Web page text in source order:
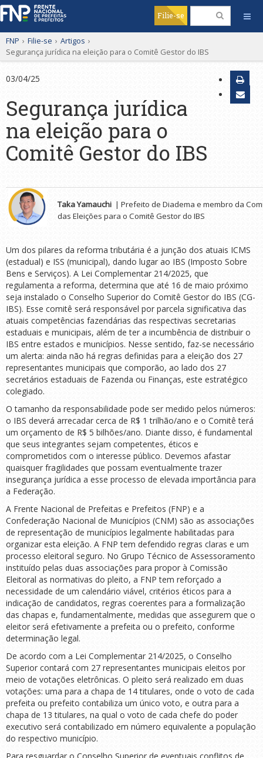
Filie-se
FNP › Filie-se › Artigos ›
Segurança jurídica na eleição para o Comitê Gestor do IBS
03/04/25
Segurança jurídica
na eleição para o
Comitê Gestor do IBS
Taka Yamauchi | Prefeito de Diadema e membro da
das Eleições para o Comitê Gestor do IBS
Um dos pilares da reforma tributária é a junção dos atuais ICMS
(estadual) e ISS (municipal), dando lugar ao IBS (Imposto Sobre
Bens e Serviços). A Lei Complementar 214/2025, que
regulamenta a reforma, determina que até 16 de maio próximo
seja instalado o Conselho Superior do Comitê Gestor do IBS (CG-
IBS). Esse comitê será responsável por parcela significativa das
atuais competências fazendárias das respectivas secretarias
estaduais e municipais, além de ter a incumbência de distribuir o
IBS entre estados e municípios. Nesse sentido, faz-se necessário
um alerta: ainda não há regras definidas para a eleição dos 27
representantes municipais que comporão, ao lado dos 27
secretários estaduais de Fazenda ou Finanças, este estratégico
colegiado.
O tamanho da responsabilidade pode ser medido pelos números:
o IBS deverá arrecadar cerca de R$ 1 trilhão/ano e o Comitê terá
um orçamento de R$ 5 bilhões/ano. Diante disso, é fundamental
que seus integrantes sejam competentes, éticos e
comprometidos com o interesse público. Devemos afastar
quaisquer fragilidades que possam eventualmente trazer
insegurança jurídica a esse processo de elevada importância para
a Federação.
A Frente Nacional de Prefeitas e Prefeitos (FNP) e a
Confederação Nacional de Municípios (CNM) são as associações
de representação de municípios legalmente habilitadas para
organizar esta eleição. A FNP tem defendido regras claras e um
processo eleitoral seguro. No Grupo Técnico de Assessoramento
instituído pelas duas associações para propor à Comissão
Eleitoral as normativas do pleito, a FNP tem reforçado a
necessidade de um calendário viável, critérios éticos para a
indicação de candidatos, regras coerentes para a formalização
das chapas e, fundamentalmente, medidas que assegurem que o
eleitor será efetivamente a prefeita ou o prefeito, conforme
determinação legal.
De acordo com a Lei Complementar 214/2025, o Conselho
Superior contará com 27 representantes municipais eleitos por
meio de votações eletrônicas. O pleito será realizado em duas
votações: uma para a chapa de 14 titulares, onde o voto de cada
prefeita ou prefeito contabiliza um único voto, e outra para a
chapa de 13 titulares, na qual o voto de cada chefe do poder
executivo será contabilizado em número equivalente a população
do respectivo município.